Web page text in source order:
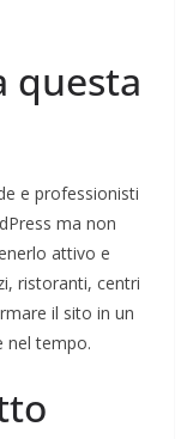
questa
e professionisti
ma non
attivo e
ristoranti, centri
il sito in un
nel tempo.